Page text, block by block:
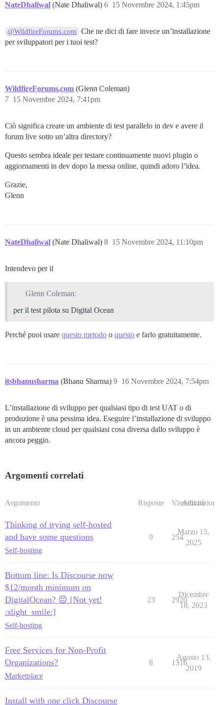
NateDhaliwal (Nate Dhaliwal) 15 Novembre 2024, 1:45pm
6
@WildfireForums.com
Che ne dici di fare invece un’installazione
per sviluppatori per i tuoi test?
WildfireForums.com (Glenn Coleman)
15 Novembre 2024, 7:41pm
7
Ciò significa creare un ambiente di test parallelo in dev e avere il
forum live sotto un’altra directory?
Questo sembra ideale per testare continuamente nuovi plugin o
aggiornamenti in dev dopo la messa online, quindi adoro l’idea.
Grazie,
Glenn
NateDhaliwal (Nate Dhaliwal) 15 Novembre 2024, 11:10pm
8
Intendevo per il
Glenn Coleman:
per il test pilota su Digital Ocean
Perché puoi usare questo metodo o questo e farlo gratuitamente.
itsbhanusharma (Bhanu Sharma) 16 Novembre 2024, 7:54pm
9
L’installazione di sviluppo per qualsiasi tipo di test UAT o di
produzione è una pessima idea. Eseguire l’installazione di sviluppo
in un ambiente cloud per qualsiasi cosa diversa dallo sviluppo è
ancora peggio.
Argomenti correlati
Argomento Risposte Visualizzazioni
Attività
Thinking of trying self-hosted
and have some questions
Self-hosting
9 254
Marzo 15,
2025
Bottom line: Is Discourse now
$12/month minimum on
DigitalOcean? 😔 [Not yet!
:slight_smile:]
Self-hosting
23 2920
Dicembre
18, 2023
Free Services for Non-Profit
Organizations?
Marketplace
8 1316
Agosto 13,
2019
Install with one click Discourse